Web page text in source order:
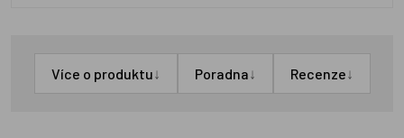
Více o produktu↓ Poradna↓ Recenze↓